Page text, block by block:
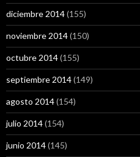
diciembre 2014(155)
noviembre 2014(150)
octubre 2014(155)
septiembre 2014(149)
agosto 2014(154)
julio 2014(154)
junio 2014(145)